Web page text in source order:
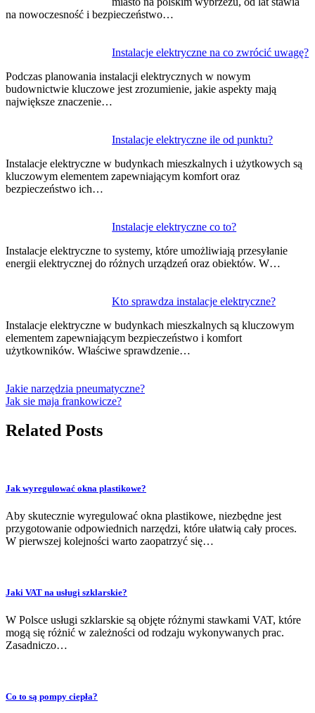
na nowoczesność i bezpieczeństwo…
Instalacje elektryczne na co zwrócić uwagę?
Podczas planowania instalacji elektrycznych w nowym
budownictwie kluczowe jest zrozumienie, jakie aspekty mają
największe znaczenie…
Instalacje elektryczne ile od punktu?
Instalacje elektryczne w budynkach mieszkalnych i użytkowych są
kluczowym elementem zapewniającym komfort oraz
bezpieczeństwo ich…
Instalacje elektryczne co to?
Instalacje elektryczne to systemy, które umożliwiają przesyłanie
energii elektrycznej do różnych urządzeń oraz obiektów. W…
Kto sprawdza instalacje elektryczne?
Instalacje elektryczne w budynkach mieszkalnych są kluczowym
elementem zapewniającym bezpieczeństwo i komfort
użytkowników. Właściwe sprawdzenie…
Jakie narzędzia pneumatyczne?
Jak sie maja frankowicze?
Related Posts
Jak wyregulować okna plastikowe?
Aby skutecznie wyregulować okna plastikowe, niezbędne jest
przygotowanie odpowiednich narzędzi, które ułatwią cały proces.
W pierwszej kolejności warto zaopatrzyć się…
Jaki VAT na usługi szklarskie?
W Polsce usługi szklarskie są objęte różnymi stawkami VAT, które
mogą się różnić w zależności od rodzaju wykonywanych prac.
Zasadniczo…
Co to są pompy ciepła?